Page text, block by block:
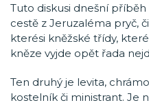
Tuto diskusi dnešní
cestě z Jeruzaléma pryč,
kterési kněžské třídy,
kněze vyjde opět řada
Ten druhý je levita,
kostelník či ministrant. Je